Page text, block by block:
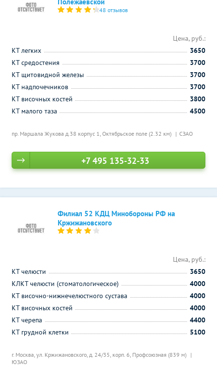
48 отзывов
пр. Маршала Жукова д.38 корпус 1, Октябрьское поле (2.32 км) СЗАО
Цена, руб.:
КТ легких
3650
КТ средостения
3700
КТ щитовидной железы
3700
КТ надпочечников
3700
КТ височных костей
3800
КТ малого таза
4500
+7 495 135-32-33
Филиал 52 КДЦ Минобороны РФ на
Кржижановского
г. Москва, ул. Кржижановского, д. 24/35, корп. 6, Профсоюзная (839 м)
ЮЗАО
Цена, руб.:
КТ челюсти
3650
КЛКТ челюсти (стоматологическое)
4000
КТ височно-нижнечелюстного сустава
4000
КТ височных костей
4000
КТ черепа
4400
КТ грудной клетки
5100